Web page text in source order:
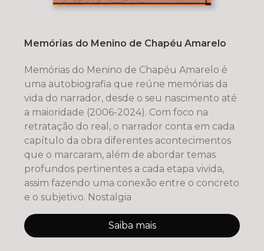
Memórias do Menino de Chapéu Amarelo
Memórias do Menino de Chapéu Amarelo é
uma autobiografia que reúne memórias da
vida do narrador, desde o seu nascimento até
a maioridade (2006-2024). Com foco na
retratação do real, o narrador conta em cada
capítulo da obra diferentes acontecimentos
que o marcaram, além de abordar temas
profundos pertinentes a cada etapa vivida,
assim fazendo uma conexão entre o concreto
e o subjetivo. Nostalgia
Saiba mais